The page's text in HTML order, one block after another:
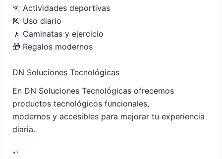
🏃 Actividades deportivas
🎽 Uso diario
🚶 Caminatas y ejercicio
🎁 Regalos modernos
DN Soluciones Tecnológicas
En DN Soluciones Tecnológicas ofrecemos
productos tecnológicos funcionales,
modernos y accesibles para mejorar tu experiencia
diaria.
“`